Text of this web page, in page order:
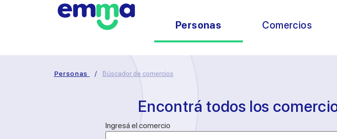
Personas Comercios
Personas / Búscador de comercios
Encontrá todos los
Ingresá el comercio